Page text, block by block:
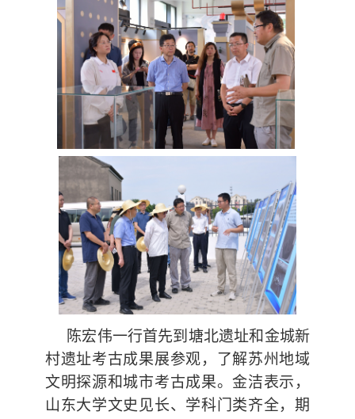
陈宏伟一行首先到塘北遗址和金城新
村遗址考古成果展参观，了解苏州地域
文明探源和城市考古成果。金洁表示，
山东大学文史见长、学科门类齐全，期